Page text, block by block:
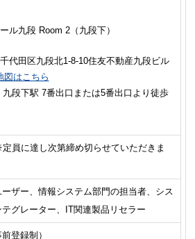
ル九段 Room 2（九段下）
代田区九段北1-8-10住友不動産九段ビル
図はこちら
九段下駅 7番出口または5番出口より徒歩
員に達し次第締め切らせていただきま
ーザー、情報システム部門の担当者、シス
テグレーター、IT関連製品リセラー
登録制）